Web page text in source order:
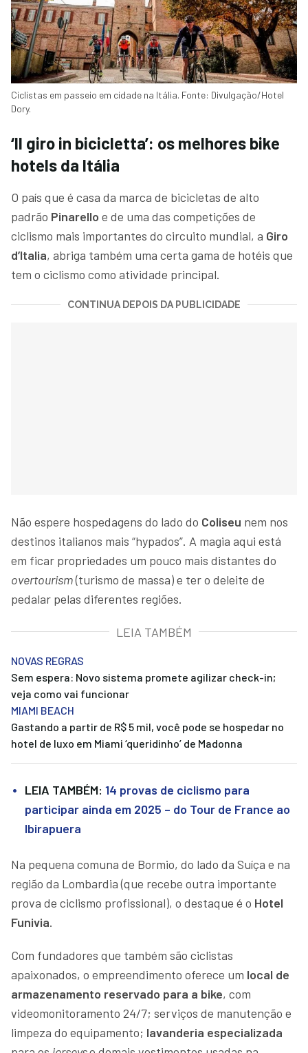
Ciclistas em passeio em cidade na Itália. Fonte: Divulgação/Hotel
Dory.
‘Il giro in bicicletta’: os melhores bike
hotels da Itália
O país que é casa da marca de bicicletas de alto
padrão Pinarello e de uma das competições de
ciclismo mais importantes do circuito mundial, a Giro
d’Italia, abriga também uma certa gama de hotéis que
tem o ciclismo como atividade principal.
CONTINUA DEPOIS DA PUBLICIDADE
Não espere hospedagens do lado do Coliseu nem nos
destinos italianos mais “hypados”. A magia aqui está
em ficar propriedades um pouco mais distantes do
overtourism(turismo de massa) e ter o deleite de
pedalar pelas diferentes regiões.
LEIA TAMBÉM
NOVAS REGRAS
Sem espera: Novo sistema promete agilizar check-in;
veja como vai funcionar
MIAMI BEACH
Gastando a partir de R$ 5 mil, você pode se hospedar no
hotel de luxo em Miami ‘queridinho’ de Madonna
LEIA TAMBÉM: 14 provas de ciclismo para
participar ainda em 2025 – do Tour de France ao
Ibirapuera
Na pequena comuna de Bormio, do lado da Suíça e na
região da Lombardia (que recebe outra importante
prova de ciclismo profissional), o destaque é o Hotel
Funivia.
Com fundadores que também são ciclistas
apaixonados, o empreendimento oferece um local de
armazenamento reservado para a bike, com
videomonitoramento 24/7; serviços de manutenção e
limpeza do equipamento; lavanderia especializada